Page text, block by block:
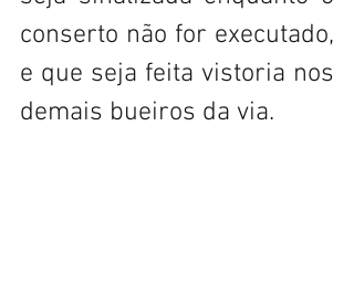
conserto não for executado,
e que seja feita vistoria nos
demais bueiros da via.